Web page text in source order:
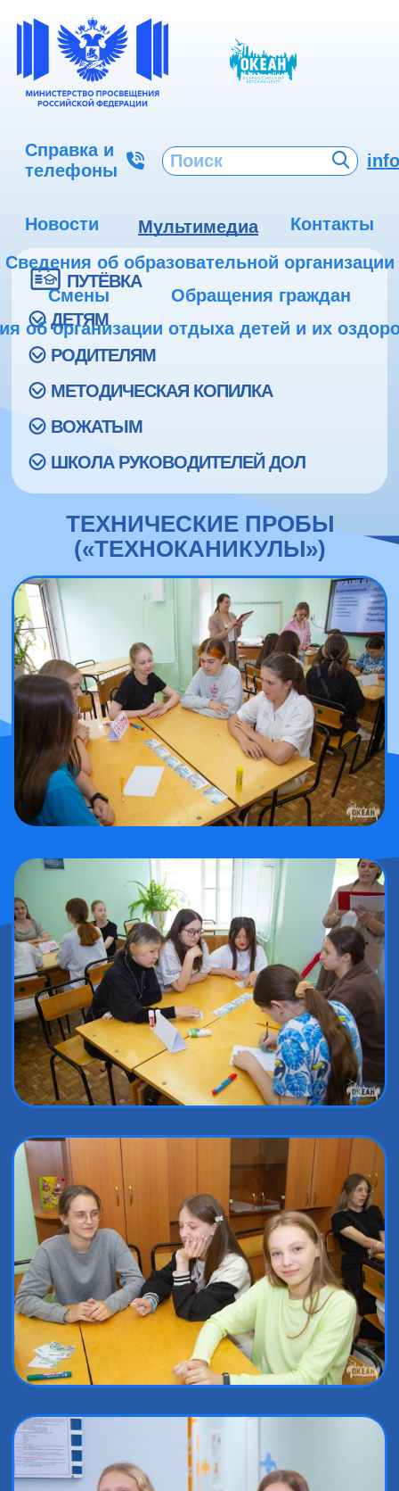
Справка и
телефоны
Новости Мультимедиа
Контакты
Сведения об образовательной организации
Смены
Обращения граждан
об организации отдыха детей и их
ПУТЁВКА
ДЕТЯМ
РОДИТЕЛЯМ
МЕТОДИЧЕСКАЯ КОПИЛКА
ВОЖАТЫМ
ШКОЛА РУКОВОДИТЕЛЕЙ ДОЛ
ТЕХНИЧЕСКИЕ ПРОБЫ
(«ТЕХНОКАНИКУЛЫ»)